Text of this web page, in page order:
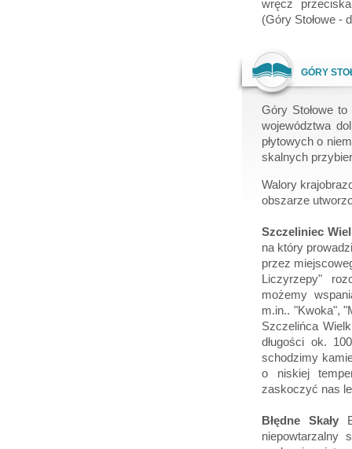
wręcz
(Góry Stołowe -
GÓRY
Góry Stołowe
województwa
płytowych o
skalnych
Walory
obszarze
Szczeliniec
na który
przez
Liczyrzepy"
możemy
m.in.. "Kwoka",
Szczelińca
długości ok.
schodzimy
o niskiej
zaskoczyć nas
Błędne Skały
niepowtarzalny